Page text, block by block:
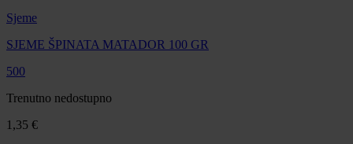
Sjeme
SJEME ŠPINATA MATADOR 100 GR
500
Trenutno nedostupno
1,35 €